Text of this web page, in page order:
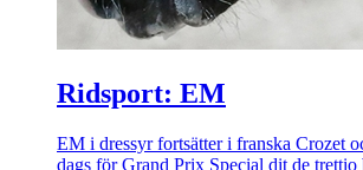
Ridsport: EM
EM i dressyr fortsätter i franska Crozet
dags för Grand Prix Special dit de trettio